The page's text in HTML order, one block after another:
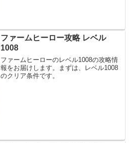
ファームヒーロー攻略 レベル
1008
ファームヒーローのレベル1008の攻略情
報をお届けします。まずは、レベル1008
のクリア条件です。